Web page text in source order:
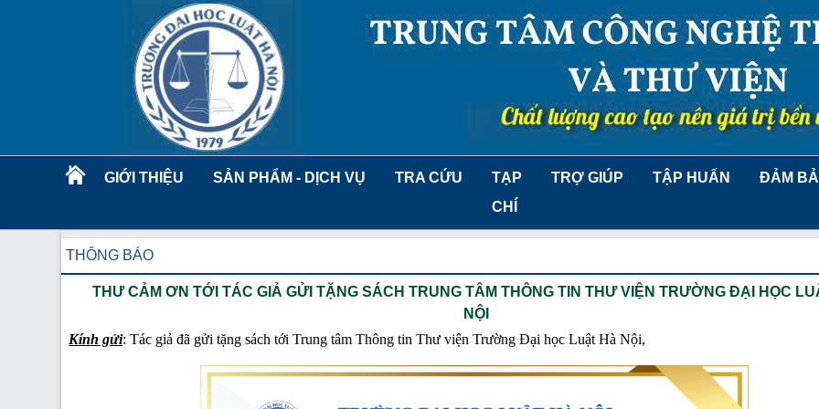
GIỚI THIỆU SẢN PHẨM - DỊCH VỤ TRA CỨU
TẠP
CHÍ
TRỢ GIÚP TẬP HUẤN ĐẢM
THÔNG BÁO
THƯ CẢM ƠN TỚI TÁC GIẢ GỬI TẶNG SÁCH TRUNG TÂM THÔNG TIN THƯ VIỆN TRƯỜNG ĐẠI HỌC
NỘI
Kính gửi: Tác giả đã gửi tặng sách tới Trung tâm Thông tin Thư viện Trường Đại học Luật Hà Nội,